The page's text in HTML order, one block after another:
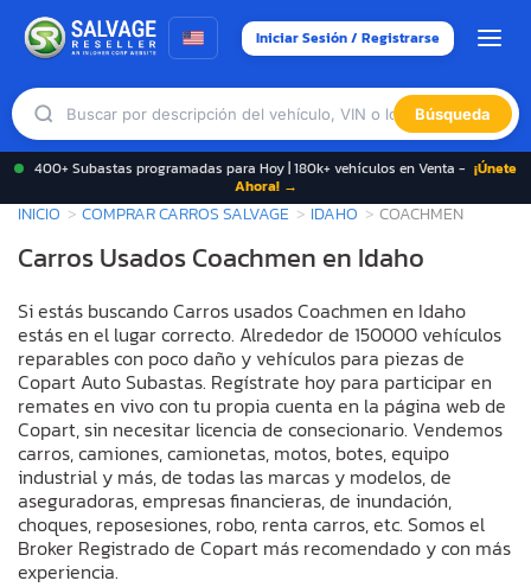
Iniciar Sesión / Registrarse
Búsqueda
400+ Subastas programadas para Hoy | 180k+ vehículos en Venta - ¡Únete
Ahora! →
INICIO COMPRAR CARROS SALVAGE IDAHO COACHMEN
Carros Usados Coachmen en Idaho
Si estás buscando Carros usados Coachmen en Idaho
estás en el lugar correcto. Alrededor de 150000 vehículos
reparables con poco daño y vehículos para piezas de
Copart Auto Subastas. Regístrate hoy para participar en
remates en vivo con tu propia cuenta en la página web de
Copart, sin necesitar licencia de consecionario. Vendemos
carros, camiones, camionetas, motos, botes, equipo
industrial y más, de todas las marcas y modelos, de
aseguradoras, empresas financieras, de inundación,
choques, reposesiones, robo, renta carros, etc. Somos el
Broker Registrado de Copart más recomendado y con más
experiencia.